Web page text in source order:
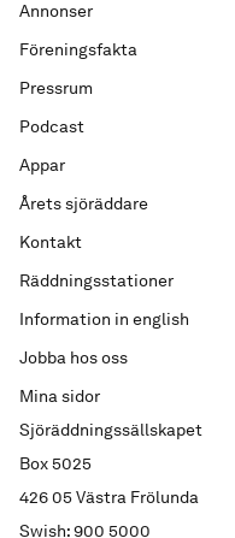
Sjöräddningssällskapet
Box 5025
426 05 Västra Frölunda
Swish: 900 5000
Annonser
Föreningsfakta
Pressrum
Podcast
Appar
Årets sjöräddare
Kontakt
Räddningsstationer
Information in english
Jobba hos oss
Mina sidor